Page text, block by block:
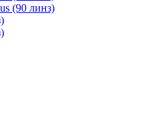
(90 линз)